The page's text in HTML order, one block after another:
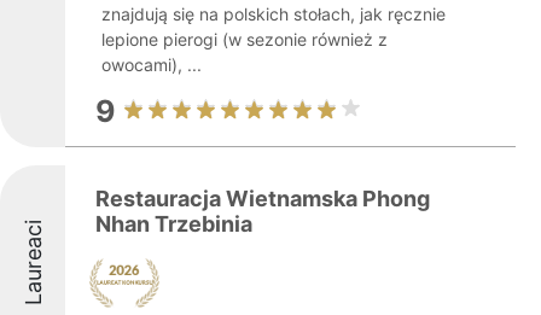
znajdują się na polskich stołach, jak ręcznie
lepione pierogi (w sezonie również z
owocami), ...
9
Laureaci
Restauracja Wietnamska Phong
Nhan Trzebinia